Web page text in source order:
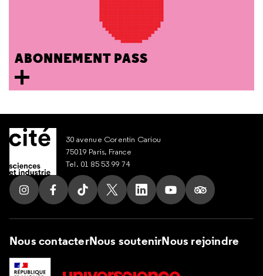
ABONNEMENT PASS
30 avenue Corentin Cariou
75019 Paris, France
Tel. 01 85 53 99 74
Suivez nous sur Instagram
Suivez nous sur Facebook
Suivez nous sur Tik Tok
Suivez nous sur X
Suivez nous sur LinkedIn
Suivez nous sur
Suivez nous
Nous contacterNous soutenirNous rejoindre